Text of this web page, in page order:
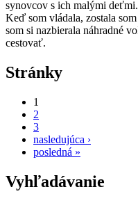
synovcov s ich malými deťmi.
Keď som vládala, zostala
som si nazbierala náhradné
cestovať.
Stránky
1
2
3
nasledujúca ›
posledná »
Vyhľadávanie